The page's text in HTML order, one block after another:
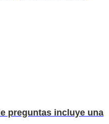
preguntas incluye una